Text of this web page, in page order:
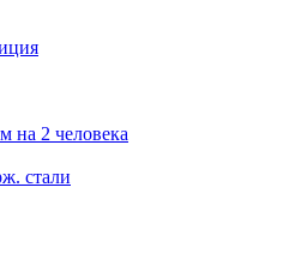
на 2 человека
стали